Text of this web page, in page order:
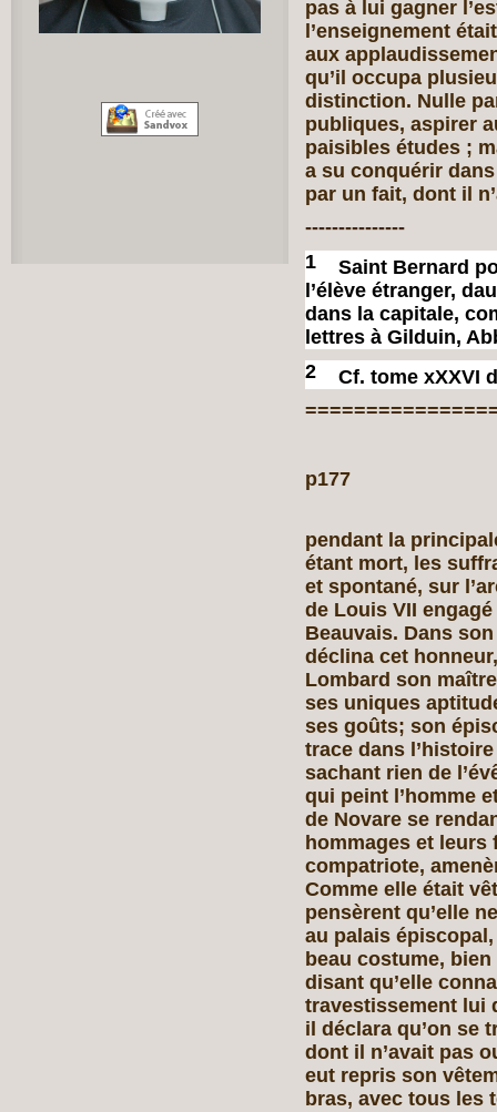
pas à lui gagner
l’enseignement
aux
qu’il occupa
distinction. Nulle
publiques, aspirer
paisibles études ;
a su conquérir
par un fait, dont il
---------------
1 Saint Bernard
l’élève étranger,
dans la capitale,
lettres à Gilduin,
2 Cf. tome xXXVI
p177
pendant la
étant mort, les
et spontané, sur
de Louis VII
Beauvais. Dans
déclina cet
Lombard son
ses uniques
ses goûts; son
trace dans
sachant rien de
qui peint l’homme
de Novare se
hommages et
compatriote,
Comme elle était
pensèrent qu’elle
au palais
beau costume,
disant qu’elle
travestissement lui
il déclara qu’on se
dont il n’avait pas
eut repris son
bras, avec tous les